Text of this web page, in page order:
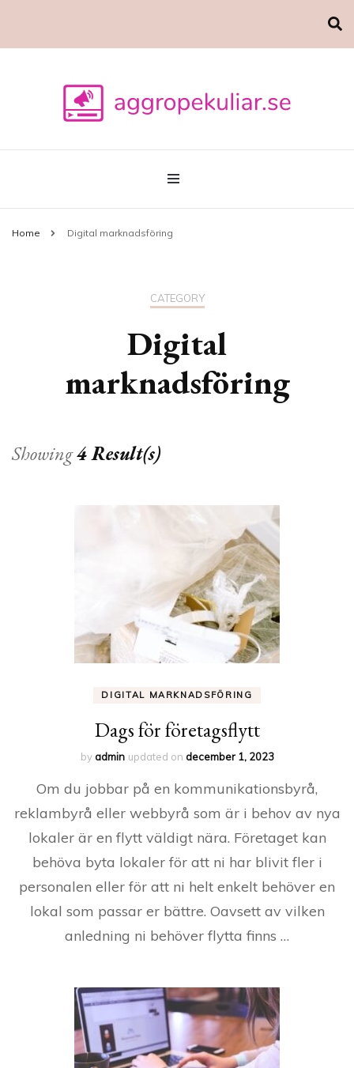
aggropekuliar.se
Home Digital marknadsföring
CATEGORY
Digital
marknadsföring
Showing4 Result(s)
DIGITAL MARKNADSFÖRING
Dags för företagsflytt
byadmin updated on december 1, 2023
Om du jobbar på en kommunikationsbyrå,
reklambyrå eller webbyrå som är i behov av nya
lokaler är en flytt väldigt nära. Företaget kan
behöva byta lokaler för att ni har blivit fler i
personalen eller för att ni helt enkelt behöver en
lokal som passar er bättre. Oavsett av vilken
anledning ni behöver flytta finns …